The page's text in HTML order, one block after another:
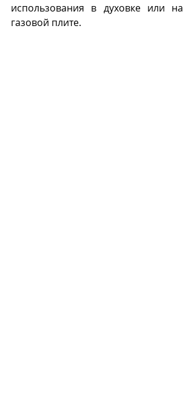
использования в духовке или на
газовой плите.